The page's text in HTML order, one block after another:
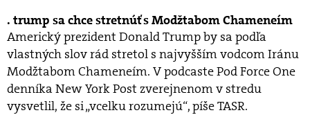
trump sa chce stretnúť s Modžtabom Chameneím
Americký prezident Donald Trump by sa podľa
vlastných slov rád stretol s najvyšším vodcom Iránu
Modžtabom Chameneím. V podcaste Pod Force One
denníka New York Post zverejnenom v stredu
vysvetlil, že si „vcelku rozumejú“, píše TASR.